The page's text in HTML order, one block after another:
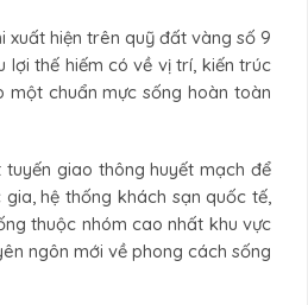
hiện trên quỹ đất vàng số 9
lợi thế hiếm có về vị trí, kiến trúc
một chuẩn mực sống hoàn toàn
giao thông huyết mạch để
hệ thống khách sạn quốc tế,
thuộc nhóm cao nhất khu vực
ngôn mới về phong cách sống